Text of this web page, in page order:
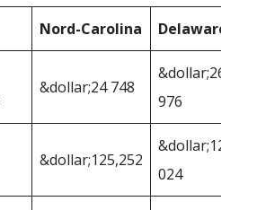
Nord-Carolina Delaware
&dollar;24 748
&dollar;26
976
&dollar;125,252
&dollar;123
024